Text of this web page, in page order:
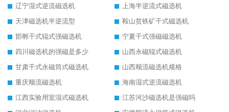
辽宁湿式逆流磁选机
上海半逆流式磁选机
天津磁选机半逆流型
鞍山贫铁矿干式磁选机
邯郸干式辊式强磁选机
宁夏干式强磁磁选机
四川磁选机的强磁是多少
山西永磁辊式磁选机
甘肃干式永磁筒式磁选机
山西顺流磁选机规格
重庆顺流磁选机
海南湿式逆流磁选机
江西实验用室湿式磁选机
江苏河沙磁选机是强磁吗